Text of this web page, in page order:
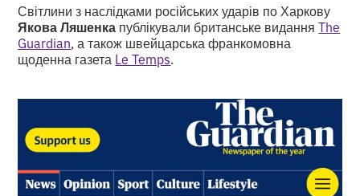
Світлини з наслідками російських ударів по Харкову
Якова Ляшенка публікували британське виданняThe
Guardian, а також швейцарська франкомовна
щоденна газета Le Temps.